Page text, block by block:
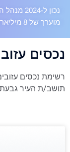
מוערך של 8 מיליארד ש"ח
נכסים
רשימת נכסים
תושב/ת העיר